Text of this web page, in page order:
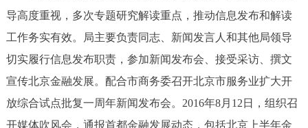
导高度重视，多次专题研究解读重点，推动信息发布和解读
工作务实有效。局主要负责同志、新闻发言人和其他局领导
切实履行信息发布职责，参加新闻发布会、接受采访、撰文
宣传北京金融发展。配合市商务委召开北京市服务业扩大开
放综合试点批复一周年新闻发布会。2016年8月12日，组织召
开媒体吹风会，通报首都金融发展动态，包括北京上半年金